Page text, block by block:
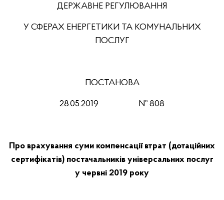
ДЕРЖАВНЕ РЕГУЛЮВАННЯ
У СФЕРАХ ЕНЕРГЕТИКИ ТА КОМУНАЛЬНИХ
ПОСЛУГ
ПОСТАНОВА
28.05.2019 № 808
Про врахування суми компенсації втрат (дотаційних
сертифікатів) постачальників універсальних послуг
у червні 2019 року